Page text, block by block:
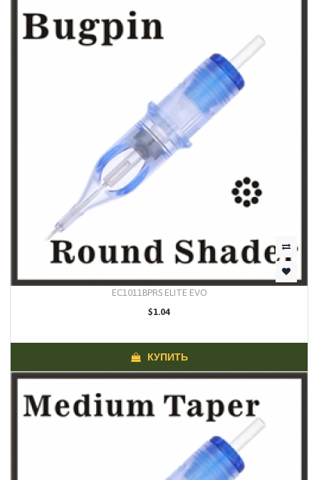
EC1011BPRS ELITE EVO
$1.04
КУПИТЬ